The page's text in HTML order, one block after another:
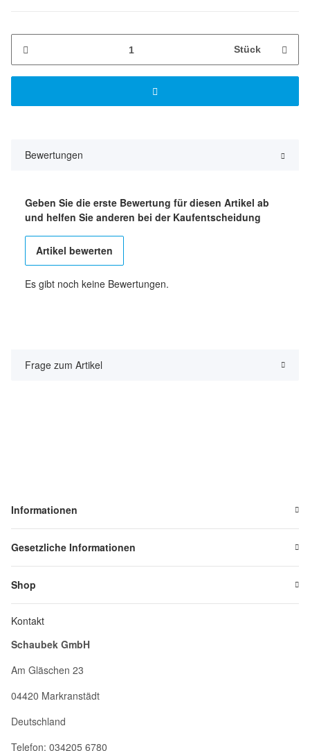
Stück
Bewertungen
Geben Sie die erste Bewertung für diesen Artikel ab
und helfen Sie anderen bei der Kaufentscheidung
Artikel bewerten
Es gibt noch keine Bewertungen.
Frage zum Artikel
Informationen
Gesetzliche Informationen
Shop
Kontakt
Schaubek GmbH
Am Gläschen 23
04420 Markranstädt
Deutschland
Telefon: 034205 6780